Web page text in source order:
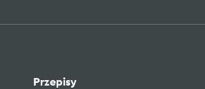
Przepisy